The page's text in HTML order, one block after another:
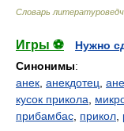
Словарь
Игры ⚽
Нужно
Синонимы:
анек анекдотец
кусок прикола
прибамбас прикол